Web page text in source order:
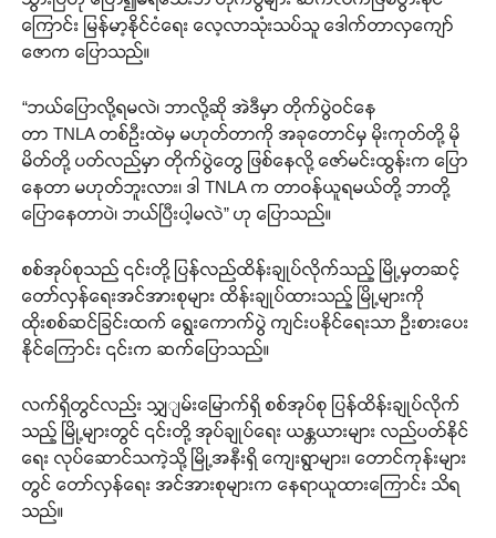
ကြောင်း မြန်မာ့နိုင်ငံရေး လေ့လာသုံးသပ်သူ ဒေါက်တာလှကျော်
ဇောက ပြောသည်။
“ဘယ်ပြောလို့ရမလဲ၊ ဘာလို့ဆို အဲဒီမှာ တိုက်ပွဲဝင်နေ
တာ TNLA တစ်ဦးထဲမှ မဟုတ်တာကို အခုတောင်မှ မိုးကုတ်တို့ မို
မိတ်တို့ ပတ်လည်မှာ တိုက်ပွဲတွေ ဖြစ်နေလို့ ဇော်မင်းထွန်းက ပြော
နေတာ မဟုတ်ဘူးလား၊ ဒါ TNLA က တာဝန်ယူရမယ်တို့ ဘာတို့
ပြောနေတာပဲ၊ ဘယ်ပြီးပါ့မလဲ” ဟု ပြောသည်။
စစ်အုပ်စုသည် ၎င်းတို့ ပြန်လည်ထိန်းချုပ်လိုက်သည့် မြို့မှတဆင့်
တော်လှန်ရေးအင်အားစုများ ထိန်းချုပ်ထားသည့် မြို့များကို
ထိုးစစ်ဆင်ခြင်းထက် ရွေးကောက်ပွဲ ကျင်းပနိုင်ရေးသာ ဦးစားပေး
နိုင်ကြောင်း ၎င်းက ဆက်ပြောသည်။
လက်ရှိတွင်လည်း သျှျမ်းမြောက်ရှိ စစ်အုပ်စု ပြန်ထိန်းချုပ်လိုက်
သည့် မြို့များတွင် ၎င်းတို့ အုပ်ချုပ်ရေး ယန္တယားများ လည်ပတ်နိုင်
ရေး လုပ်ဆောင်သကဲ့သို့ မြို့အနီးရှိ ကျေးရွာများ၊ တောင်ကုန်းများ
တွင် တော်လှန်ရေး အင်အားစုများက နေရာယူထားကြောင်း သိရ
သည်။